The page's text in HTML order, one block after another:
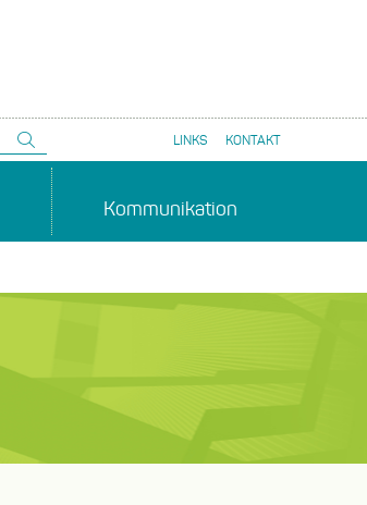
absenden
LINKS KONTAKT
Kommunikation